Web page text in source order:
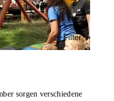
sorgen verschiedene
auswählen. Viel Spaß!
Filter